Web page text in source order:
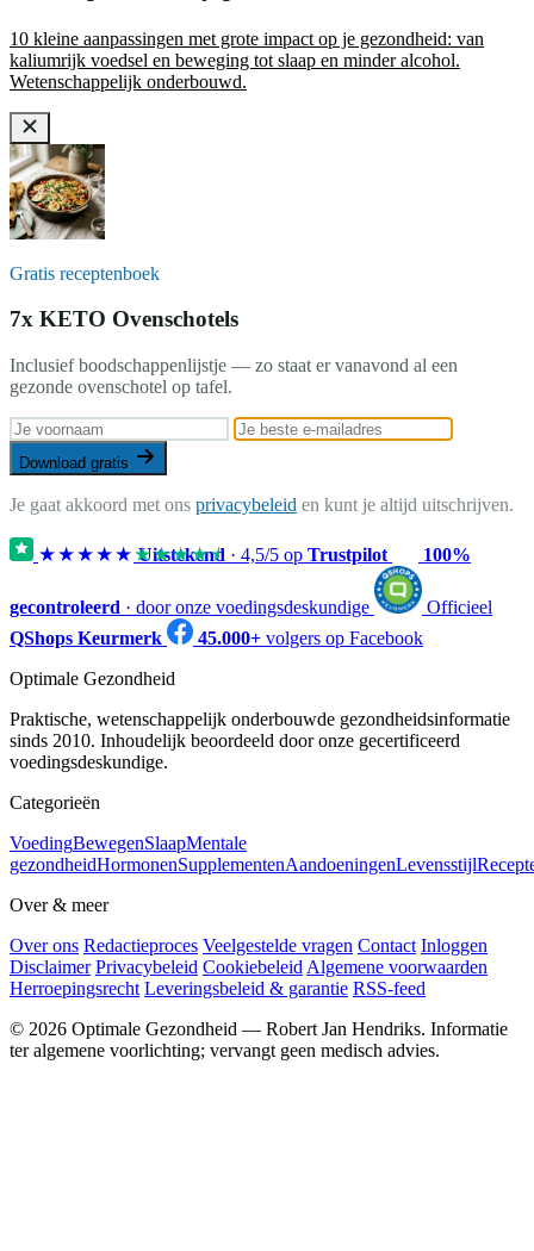
10 kleine aanpassingen met grote impact op je gezondheid: van
kaliumrijk voedsel en beweging tot slaap en minder alcohol.
Wetenschappelijk onderbouwd.
Gratis receptenboek
7x KETO Ovenschotels
Inclusief boodschappenlijstje — zo staat er vanavond al een
gezonde ovenschotel op tafel.
Download gratis
Je gaat akkoord met ons privacybeleid en kunt je altijd uitschrijven.
★★★★★★★★★★
Uitstekend · 4,5/5 op Trustpilot 100%
gecontroleerd · door onze voedingsdeskundige
Officieel
QShops Keurmerk
45.000+ volgers op Facebook
Optimale Gezondheid
Praktische, wetenschappelijk onderbouwde gezondheidsinformatie
sinds 2010. Inhoudelijk beoordeeld door onze gecertificeerd
voedingsdeskundige.
Categorieën
VoedingBewegenSlaapMentale
gezondheidHormonenSupplementenAandoeningenLevensstijl
Over & meer
Over ons Redactieproces Veelgestelde vragen Contact Inloggen
Disclaimer Privacybeleid Cookiebeleid Algemene voorwaarden
Herroepingsrecht Leveringsbeleid & garantie RSS-feed
© 2026 Optimale Gezondheid — Robert Jan Hendriks. Informatie
ter algemene voorlichting; vervangt geen medisch advies.